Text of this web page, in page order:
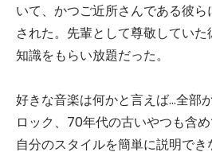
いて、かつご近所さんである彼
された。先輩として尊敬してい
知識をもらい放題だった。
好きな音楽は何かと言えば…全部
ロック、70年代の古いやつも含め
自分のスタイルを簡単に説明でき